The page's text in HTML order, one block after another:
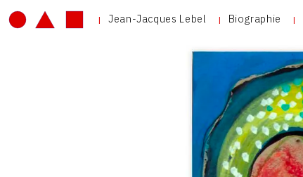
Jean-Jacques Lebel Biographie